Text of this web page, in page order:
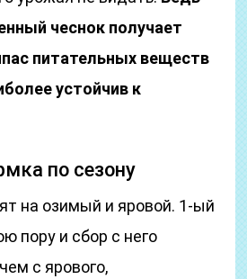
чеснок получает
питательных веществ
устойчив к
по сезону
на озимый и яровой. 1-ый
пору и сбор с него
с ярового,